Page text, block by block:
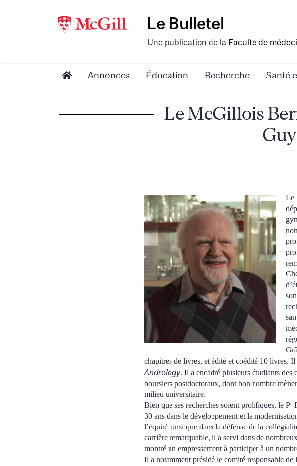
Le Bulletel
Une publication de la Faculté de
Annonces Éducation Recherche Santé
Le McGillois
Le
chapitres de livres, et édité et coédité 10 livres.
Andrology. Il a encadré plusieurs étudiants
boursiers postdoctoraux, dont bon nombre
milieu universitaire.
Bien que ses recherches soient prolifiques, le Pr
30 ans dans le développement et la
l’équité ainsi que dans la défense de la
carrière remarquable, il a servi dans de
montré un empressement à participer à un
Il a notamment présidé le comité responsable